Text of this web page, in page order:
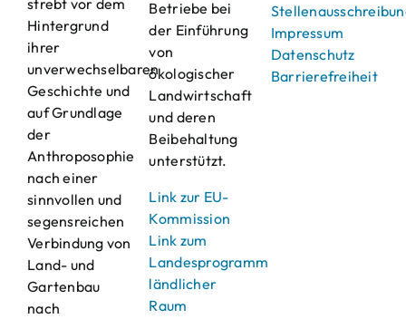
strebt vor dem
Hintergrund
ihrer
unverwechselbaren
Geschichte und
auf Grundlage
der
Anthroposophie
nach einer
sinnvollen und
segensreichen
Verbindung von
Land- und
Gartenbau
nach
Betriebe bei
der Einführung
von
ökologischer
Landwirtschaft
und deren
Beibehaltung
unterstützt.
Link zur EU-
Kommission
Link zum
Landesprogramm
ländlicher
Raum
Impressum
Datenschutz
Barrierefreiheit